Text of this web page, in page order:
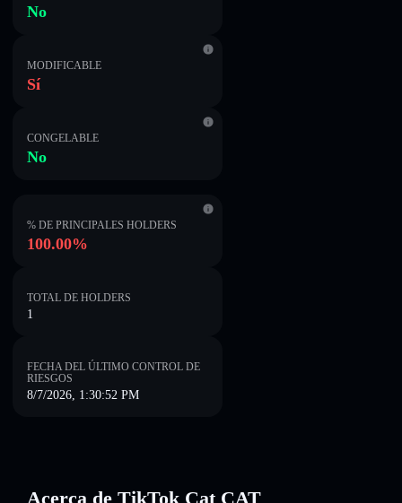
No
MODIFICABLE
Sí
CONGELABLE
No
% DE PRINCIPALES HOLDERS
100.00%
TOTAL DE HOLDERS
1
FECHA DEL ÚLTIMO CONTROL DE
RIESGOS
8/7/2026, 1:30:52 PM
Acerca de TikTok Cat CAT